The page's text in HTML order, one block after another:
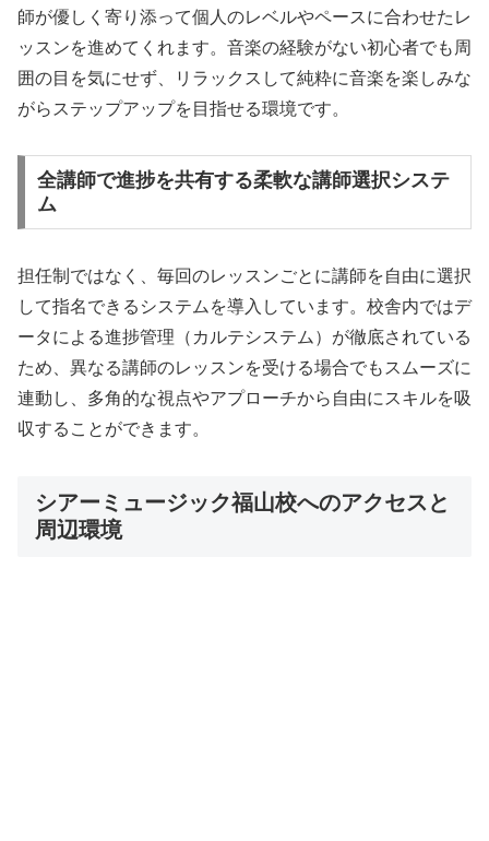
師が優しく寄り添って個人のレベルやペースに合わせたレ
ッスンを進めてくれます。音楽の経験がない初心者でも周
囲の目を気にせず、リラックスして純粋に音楽を楽しみな
がらステップアップを目指せる環境です。
全講師で進捗を共有する柔軟な講師選択システ
ム
担任制ではなく、毎回のレッスンごとに講師を自由に選択
して指名できるシステムを導入しています。校舎内ではデ
ータによる進捗管理（カルテシステム）が徹底されている
ため、異なる講師のレッスンを受ける場合でもスムーズに
連動し、多角的な視点やアプローチから自由にスキルを吸
収することができます。
シアーミュージック福山校へのアクセスと
周辺環境